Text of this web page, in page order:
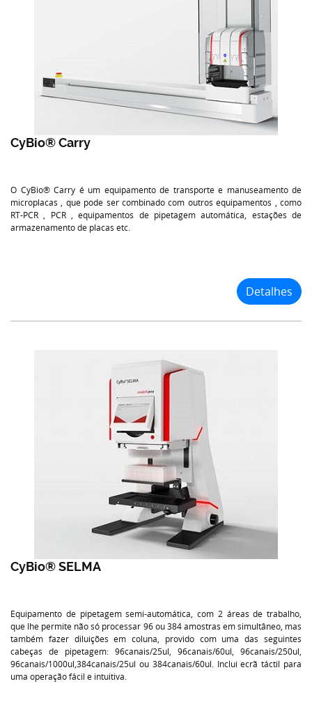
CyBio® Carry
O CyBio® Carry é um equipamento de transporte e manuseamento de
microplacas , que pode ser combinado com outros equipamentos , como
RT-PCR , PCR , equipamentos de pipetagem automática, estações de
armazenamento de placas etc.
Detalhes
CyBio® SELMA
Equipamento de pipetagem semi-automática, com 2 áreas de trabalho,
que lhe permite não só processar 96 ou 384 amostras em simultâneo, mas
também fazer diluições em coluna, provido com uma das seguintes
cabeças de pipetagem: 96canais/25ul, 96canais/60ul, 96canais/250ul,
96canais/1000ul,384canais/25ul ou 384canais/60ul. Inclui ecrã táctil para
uma operação fácil e intuitiva.